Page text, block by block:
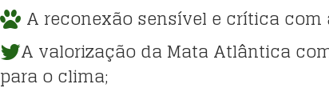
A reconexão sensível e crítica com
A valorização da Mata Atlântica
para o clima;